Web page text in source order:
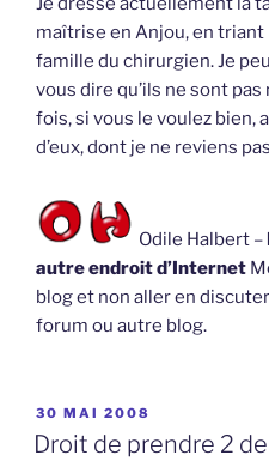
maîtrise en Anjou, en triant
famille du chirurgien. Je
vous dire qu’ils ne sont
fois, si vous le voulez bien,
d’eux, dont je ne reviens
Odile Halbert –
autre endroit d’Internet
blog et non aller en
forum ou autre blog.
PUBLIÉ
LE
30 MAI 2008
Droit de prendre 2